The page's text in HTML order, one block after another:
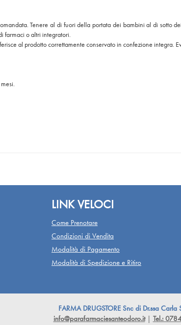
Tenere al di fuori della portata dei bambini al di sotto
farmaci o altri integratori.
al prodotto correttamente conservato in confezione
LINK VELOCI
Come Prenotare
Condizioni di Vendita
Modalità di Pagamento
Modalità di Spedizione e Ritiro
FARMA DRUGSTORE Snc di Dr.ssa Carla
info@parafarmaciesanteodoro.it| Tel.: